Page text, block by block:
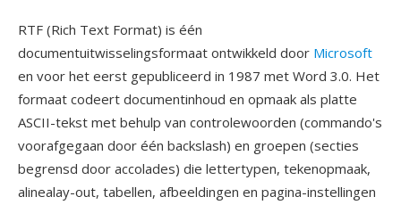
RTF (Rich Text Format) is één
documentuitwisselingsformaat ontwikkeld door Microsoft
en voor het eerst gepubliceerd in 1987 met Word 3.0. Het
formaat codeert documentinhoud en opmaak als platte
ASCII-tekst met behulp van controlewoorden (commando's
voorafgegaan door één backslash) en groepen (secties
begrensd door accolades) die lettertypen, tekenopmaak,
alinealay-out, tabellen, afbeeldingen en pagina-instellingen